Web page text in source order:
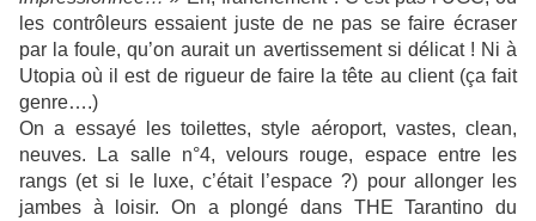
les contrôleurs essaient juste de ne pas se faire écraser
par la foule, qu’on aurait un avertissement si délicat ! Ni à
Utopia où il est de rigueur de faire la tête au client (ça fait
genre….)
On a essayé les toilettes, style aéroport, vastes, clean,
neuves. La salle n°4, velours rouge, espace entre les
rangs (et si le luxe, c’était l’espace ?) pour allonger les
jambes à loisir. On a plongé dans THE Tarantino du